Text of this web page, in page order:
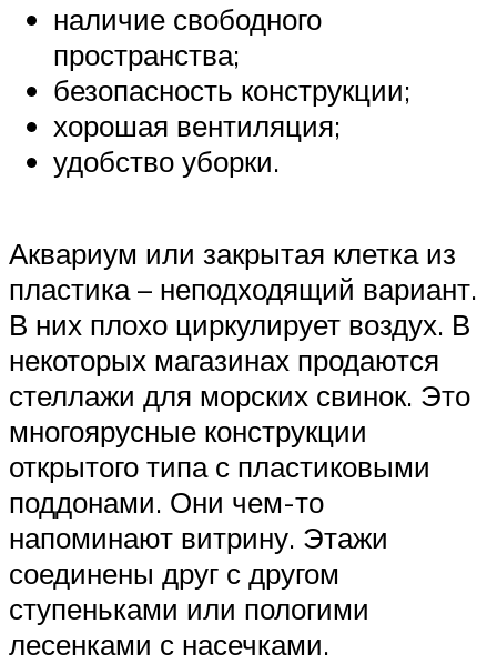
наличие свободного
пространства;
безопасность конструкции;
хорошая вентиляция;
удобство уборки.
Аквариум или закрытая клетка из
пластика – неподходящий вариант.
В них плохо циркулирует воздух. В
некоторых магазинах продаются
стеллажи для морских свинок. Это
многоярусные конструкции
открытого типа с пластиковыми
поддонами. Они чем-то
напоминают витрину. Этажи
соединены друг с другом
ступеньками или пологими
лесенками с насечками.